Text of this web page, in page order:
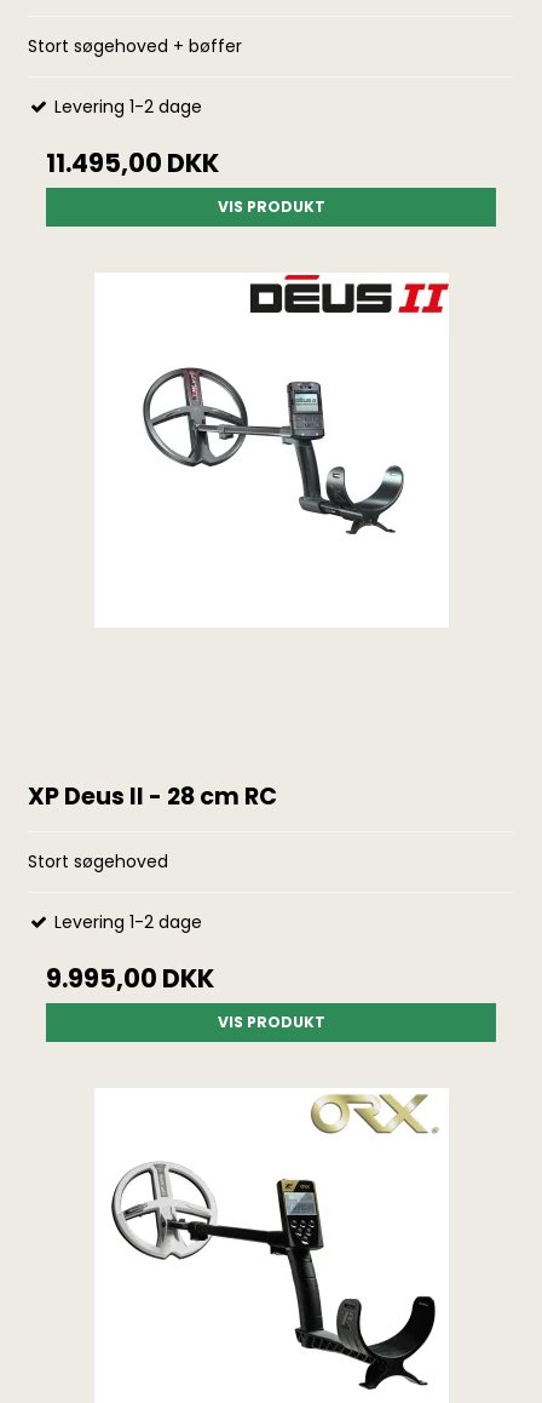
Stort søgehoved + bøffer
Levering 1-2 dage
11.495,00 DKK
VIS PRODUKT
XP Deus II - 28 cm RC
Stort søgehoved
Levering 1-2 dage
9.995,00 DKK
VIS PRODUKT